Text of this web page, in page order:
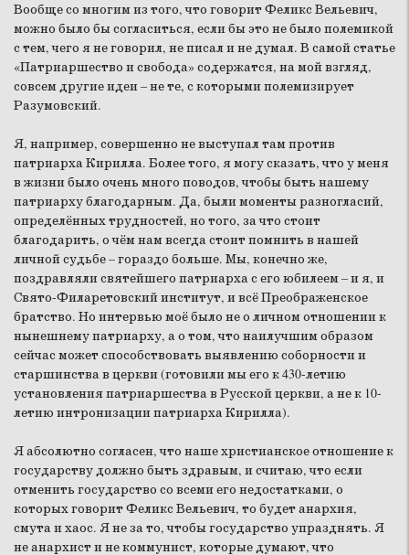
Вообще со многим из того, что говорит Феликс Вельевич,
можно было бы согласиться, если бы это не было полемикой
с тем, чего я не говорил, не писал и не думал. В самой статье
«Патриаршество и свобода» содержатся, на мой взгляд,
совсем другие идеи – не те, с которыми полемизирует
Разумовский.
Я, например, совершенно не выступал там против
патриарха Кирилла. Более того, я могу сказать, что у меня
в жизни было очень много поводов, чтобы быть нашему
патриарху благодарным. Да, были моменты разногласий,
определённых трудностей, но того, за что стоит
благодарить, о чём нам всегда стоит помнить в нашей
личной судьбе – гораздо больше. Мы, конечно же,
поздравляли святейшего патриарха с его юбилеем – и я, и
Свято-Филаретовский институт, и всё Преображенское
братство. Но интервью моё было не о личном отношении к
нынешнему патриарху, а о том, что наилучшим образом
сейчас может способствовать выявлению соборности и
старшинства в церкви (готовили мы его к 430-летию
установления патриаршества в Русской церкви, а не к 10-
летию интронизации патриарха Кирилла).
Я абсолютно согласен, что наше христианское отношение к
государству должно быть здравым, и считаю, что если
отменить государство со всеми его недостатками, о
которых говорит Феликс Вельевич, то будет анархия,
смута и хаос. Я не за то, чтобы государство упразднять. Я
не анархист и не коммунист, которые думают, что